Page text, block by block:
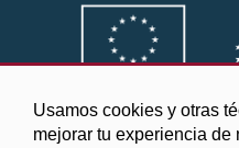
Usamos cookies y otras
mejorar tu experiencia de